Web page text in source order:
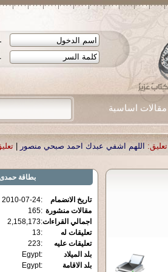
مقالات اساسية
عبدك احمد صبحي منصور تعليق: ...
| تعليق: شكرا
بطاقة حمدى
تاريخ الانضمام :
2010-07-24
مقالات منشورة :
165
اجمالي القراءات:
2,158,173
تعليقات له
:
13
تعليقات عليه
:
223
بلد الميلاد
:
Egypt
بلد الاقامة
:
Egypt